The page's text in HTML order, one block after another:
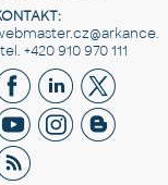
+420 910 970 111